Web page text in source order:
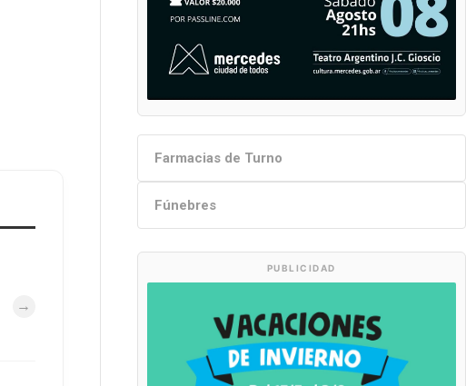
Farmacias de Turno
Fúnebres
PUBLICIDAD